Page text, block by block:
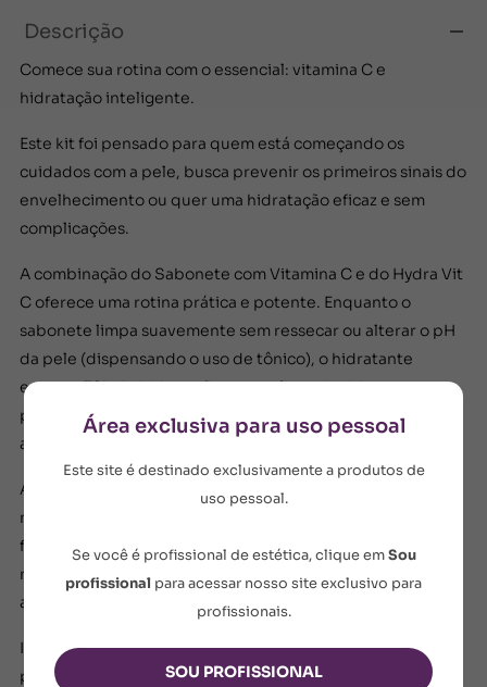
Descrição
Comece sua rotina com o essencial: vitamina C e
hidratação inteligente.
Este kit foi pensado para quem está começando os
cuidados com a pele, busca prevenir os primeiros sinais do
envelhecimento ou quer uma hidratação eficaz e sem
complicações.
A combinação do Sabonete com Vitamina C e do Hydra Vit
C oferece uma rotina prática e potente. Enquanto o
sabonete limpa suavemente sem ressecar ou alterar o pH
da pele (dispensando o uso de tônico), o hidratante
entrega 72h de hidratação com ação antioxidante
prolongada. Tudo isso com a leveza de uma textura que
absorve rápido, sem deixar a pele pegajosa.
Ambos os produtos contam com vitamina C
nanoencapsulada, que penetra melhor na pele, não oxida
facilmente e libera seus ativos de forma prolongada. O
resultado é uma pele mais uniforme, iluminada, lisa e com
aspecto saudável.
Indicado para todos os tipos de pele, esse é o passo certo
para quem quer começar bem, com uma pele hidratada,
Área exclusiva para uso pessoal
Este site é destinado exclusivamente a produtos de
uso pessoal.
Se você é profissional de estética, clique emSou
profissional para acessar nosso site exclusivo para
profissionais.
SOU PROFISSIONAL